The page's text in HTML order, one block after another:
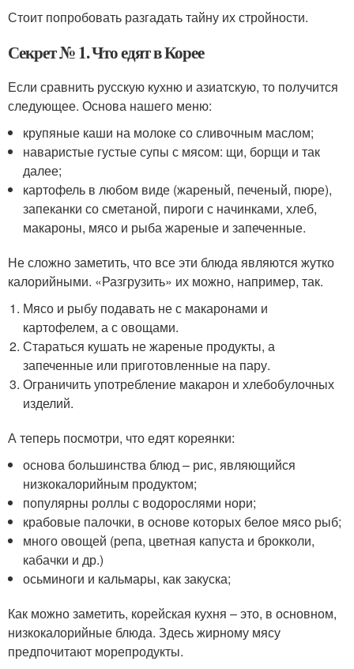
Стоит попробовать разгадать тайну их стройности.
Секрет № 1. Что едят в Корее
Если сравнить русскую кухню и азиатскую, то получится
следующее. Основа нашего меню:
крупяные каши на молоке со сливочным маслом;
наваристые густые супы с мясом: щи, борщи и так
далее;
картофель в любом виде (жареный, печеный, пюре),
запеканки со сметаной, пироги с начинками, хлеб,
макароны, мясо и рыба жареные и запеченные.
Не сложно заметить, что все эти блюда являются жутко
калорийными. «Разгрузить» их можно, например, так.
Мясо и рыбу подавать не с макаронами и
картофелем, а с овощами.
Стараться кушать не жареные продукты, а
запеченные или приготовленные на пару.
Ограничить употребление макарон и хлебобулочных
изделий.
А теперь посмотри, что едят кореянки:
основа большинства блюд – рис, являющийся
низкокалорийным продуктом;
популярны роллы с водорослями нори;
крабовые палочки, в основе которых белое мясо рыб;
много овощей (репа, цветная капуста и брокколи,
кабачки и др.)
осьминоги и кальмары, как закуска;
Как можно заметить, корейская кухня – это, в основном,
низкокалорийные блюда. Здесь жирному мясу
предпочитают морепродукты.